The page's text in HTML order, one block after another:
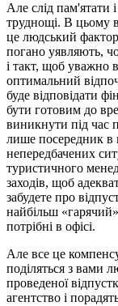
Але слід пам'ятати
труднощі. В цьому
це людський
погано уявляють,
і такт, щоб уважно
оптимальний
буде відповідати
бути готовим до
виникнути під час
лише посередник в
непередбачених
туристичного
заходів, щоб
забудете про
найбільш
потрібні в офісі.
Але все це
поділяться з вами
проведеної
агентство і